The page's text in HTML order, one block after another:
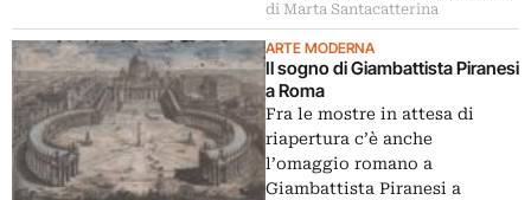
di Marta Santacatterina
ARTE MODERNA
Il sogno di Giambattista Piranesi
a Roma
Fra le mostre in attesa di
riapertura c’è anche
l’omaggio romano a
Giambattista Piranesi a